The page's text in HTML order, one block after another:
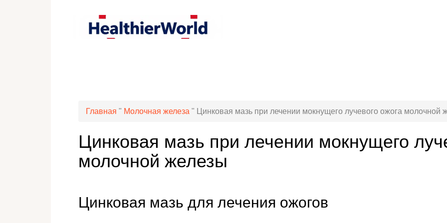
Главная " Молочная железа " Цинковая мазь при лечении мокнущего лучевого ожога молочной
Цинковая мазь при лечении мокнущего
молочной железы
Цинковая мазь для лечения ожогов